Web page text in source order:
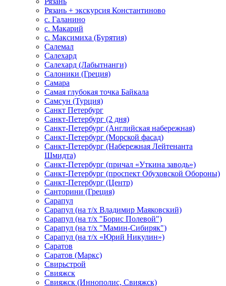
Рязань + экскурсия Константиново
с. Галанино
с. Макарий
с. Максимиха (Бурятия)
Салемал
Салехард
Салехард (Лабытнанги)
Салоники (Греция)
Самара
Самая глубокая точка Байкала
Самсун (Турция)
Санкт Петербург
Санкт-Петербург (2 дня)
Санкт-Петербург (Английская набережная)
Санкт-Петербург (Морской фасад)
Санкт-Петербург (Набережная Лейтенанта
Шмидта)
Санкт-Петербург (причал «Уткина заводь»)
Санкт-Петербург (проспект Обуховской Обороны)
Санкт-Петербург (Центр)
Санторини (Греция)
Сарапул
Сарапул (на т/х Владимир Маяковский)
Сарапул (на т/х "Борис Полевой")
Сарапул (на т/х "Мамин-Сибиряк")
Сарапул (на т/х «Юрий Никулин»)
Саратов
Саратов (Маркс)
Свирьстрой
Свияжск
Свияжск (Иннополис, Свияжск)